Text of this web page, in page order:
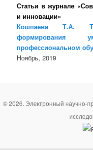
Статьи в журнале
и инновации»
Кошпаева Т.А.
формирования
профессиональном
Ноябрь, 2019
© 2026. Электронный научно-